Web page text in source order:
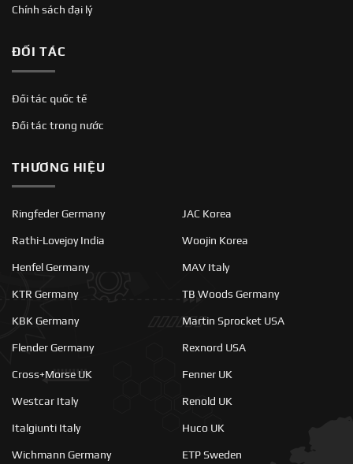
Chính sách đại lý
ĐỐI TÁC
Đối tác quốc tế
Đối tác trong nước
THƯƠNG HIỆU
Ringfeder Germany
Rathi-Lovejoy India
Henfel Germany
KTR Germany
KBK Germany
Flender Germany
Cross+Morse UK
Westcar Italy
Italgiunti Italy
Wichmann Germany
JAC Korea
Woojin Korea
MAV Italy
TB Woods Germany
Martin Sprocket USA
Rexnord USA
Fenner UK
Renold UK
Huco UK
ETP Sweden